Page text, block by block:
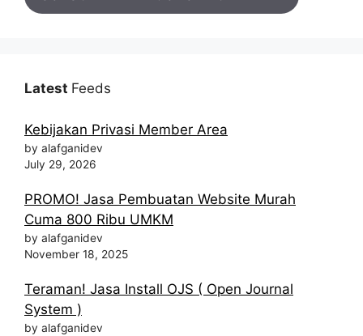
Latest Feeds
Kebijakan Privasi Member Area
by alafganidev
July 29, 2026
PROMO! Jasa Pembuatan Website Murah
Cuma 800 Ribu UMKM
by alafganidev
November 18, 2025
Teraman! Jasa Install OJS ( Open Journal
System )
by alafganidev